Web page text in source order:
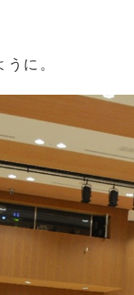
に。